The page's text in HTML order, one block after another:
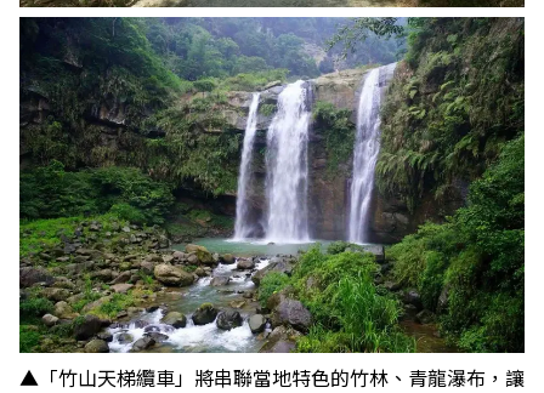
▲「竹山天梯纜車」將串聯當地特色的竹林、青龍瀑布，讓